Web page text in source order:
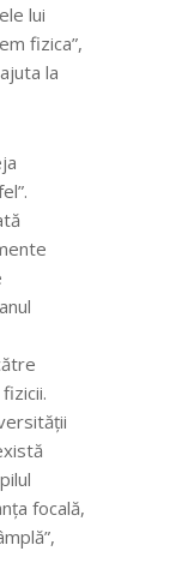
lui
fizica”,
la
focală,
”,